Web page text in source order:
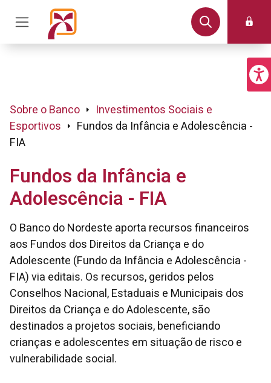
Sobre o Banco
Investimentos Sociais e
Esportivos
Fundos da Infância e Adolescência -
FIA
Fundos da Infância e
Adolescência - FIA
O Banco do Nordeste aporta recursos financeiros
aos Fundos dos Direitos da Criança e do
Adolescente (Fundo da Infância e Adolescência -
FIA) via editais. Os recursos, geridos pelos
Conselhos Nacional, Estaduais e Municipais dos
Direitos da Criança e do Adolescente, são
destinados a projetos sociais, beneficiando
crianças e adolescentes em situação de risco e
vulnerabilidade social.